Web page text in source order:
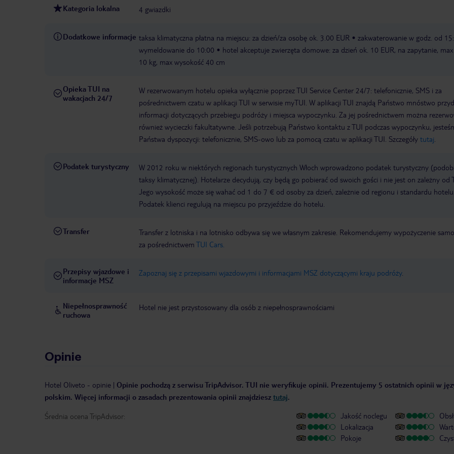
Kategoria lokalna 4 gwiazdki
Dodatkowe informacje taksa klimatyczna płatna na miejscu: za dzień/za osobę ok. 3.00 EUR
zakwaterowanie w godz. od
wymeldowanie do 10:00
hotel akceptuje zwierzęta domowe: za dzień ok. 10 EUR, na zapytanie, max
10 kg, max wysokość 40 cm
Opieka TUI na
wakacjach 24/7
W rezerwowanym hotelu opieka wyłącznie poprzez TUI Service Center 24/7: telefonicznie, SMS i za
pośrednictwem czatu w aplikacji TUI w serwisie myTUI. W aplikacji TUI znajdą Państwo mnóstwo
informacji dotyczących przebiegu podróży i miejsca wypoczynku. Za jej pośrednictwem można
również wycieczki fakultatywne. Jeśli potrzebują Państwo kontaktu z TUI podczas wypoczynku,
Państwa dyspozycji: telefonicznie, SMS-owo lub za pomocą czatu w aplikacji TUI. Szczegóły tutaj
Podatek turystyczny
W 2012 roku w niektórych regionach turystycznych Włoch wprowadzono podatek turystyczny
taksy klimatycznej). Hotelarze decydują, czy będą go pobierać od swoich gości i nie jest on zależny od
Jego wysokość może się wahać od 1 do 7 € od osoby za dzień, zależnie od regionu i standardu hotelu.
Podatek klienci regulują na miejscu po przyjeździe do hotelu.
Transfer
Transfer z lotniska i na lotnisko odbywa się we własnym zakresie. Rekomendujemy wypożyczenie
za pośrednictwem TUI Cars.
Przepisy wjazdowe i
informacje MSZ
Zapoznaj się z przepisami wjazdowymi i informacjami MSZ dotyczącymi kraju podróży.
Niepełnosprawność
ruchowa
Hotel nie jest przystosowany dla osób z niepełnosprawnościami
Opinie
Hotel Oliveto - opinie | Opinie pochodzą z serwisu TripAdvisor. TUI nie weryfikuje opinii. Prezentujemy 5 ostatnich opinii w
polskim. Więcej informacji o zasadach prezentowania opinii znajdziesz tutaj.
Średnia ocena TripAdvisor:
Jakość noclegu
Lokalizacja
Pokoje